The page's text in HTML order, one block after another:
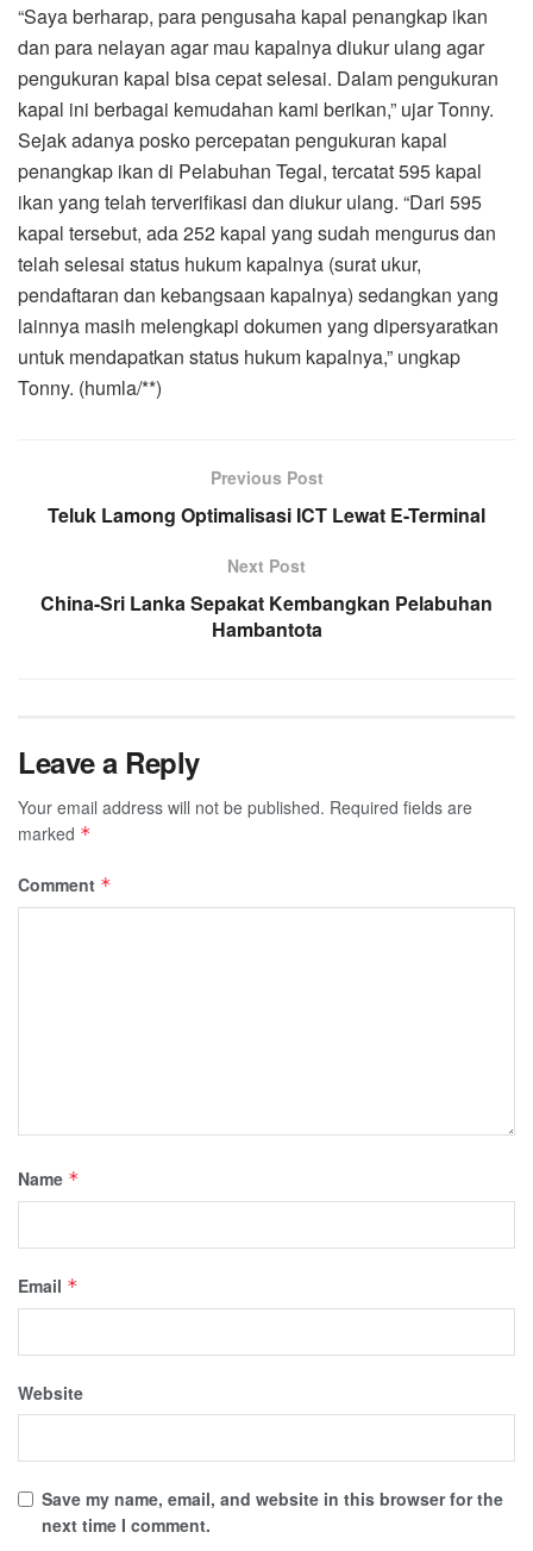
“Saya berharap, para pengusaha kapal penangkap ikan
dan para nelayan agar mau kapalnya diukur ulang agar
pengukuran kapal bisa cepat selesai. Dalam pengukuran
kapal ini berbagai kemudahan kami berikan,” ujar Tonny.
Sejak adanya posko percepatan pengukuran kapal
penangkap ikan di Pelabuhan Tegal, tercatat 595 kapal
ikan yang telah terverifikasi dan diukur ulang. “Dari 595
kapal tersebut, ada 252 kapal yang sudah mengurus dan
telah selesai status hukum kapalnya (surat ukur,
pendaftaran dan kebangsaan kapalnya) sedangkan yang
lainnya masih melengkapi dokumen yang dipersyaratkan
untuk mendapatkan status hukum kapalnya,” ungkap
Tonny. (humla/**)
Previous Post
Teluk Lamong Optimalisasi ICT Lewat E-Terminal
Next Post
China-Sri Lanka Sepakat Kembangkan Pelabuhan
Hambantota
Leave a Reply
Your email address will not be published. Required fields are
marked *
Comment *
Name *
Email *
Website
Save my name, email, and website in this browser for the
next time I comment.